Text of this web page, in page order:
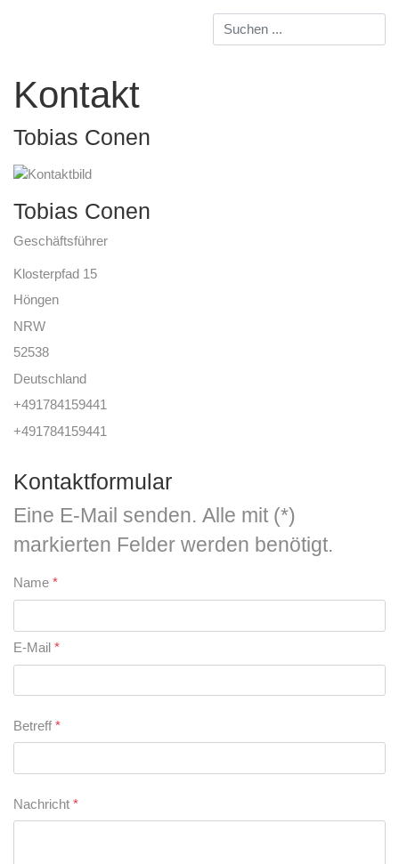
Kontakt
Tobias Conen
Tobias Conen
Geschäftsführer
Klosterpfad 15
Höngen
NRW
52538
Deutschland
+491784159441
+491784159441
Kontaktformular
Eine E-Mail senden. Alle mit (*)
markierten Felder werden benötigt.
Name *
E-Mail *
Betreff *
Nachricht *